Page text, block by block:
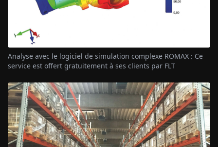
Analyse avec le logiciel de simulation complexe ROMAX : Ce
service est offert gratuitement à ses clients par FLT